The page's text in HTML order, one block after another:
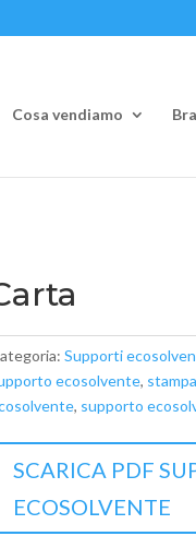
Cosa vendiamo
Supporti
ecosolvente,
, supporto
SCARICA PDF
ECOSOLVENTE